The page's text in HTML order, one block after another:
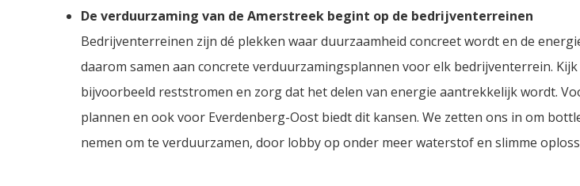
De verduurzaming van de Amerstreek begint op de bedrijventerreinen
Bedrijventerreinen zijn dé plekken waar duurzaamheid concreet wordt en de
daarom samen aan concrete verduurzamingsplannen voor elk bedrijventerrein.
bijvoorbeeld reststromen en zorg dat het delen van energie aantrekkelijk wordt.
plannen en ook voor Everdenberg-Oost biedt dit kansen. We zetten ons in om
nemen om te verduurzamen, door lobby op onder meer waterstof en slimme